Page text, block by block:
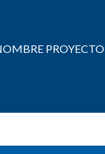
PROYECTO